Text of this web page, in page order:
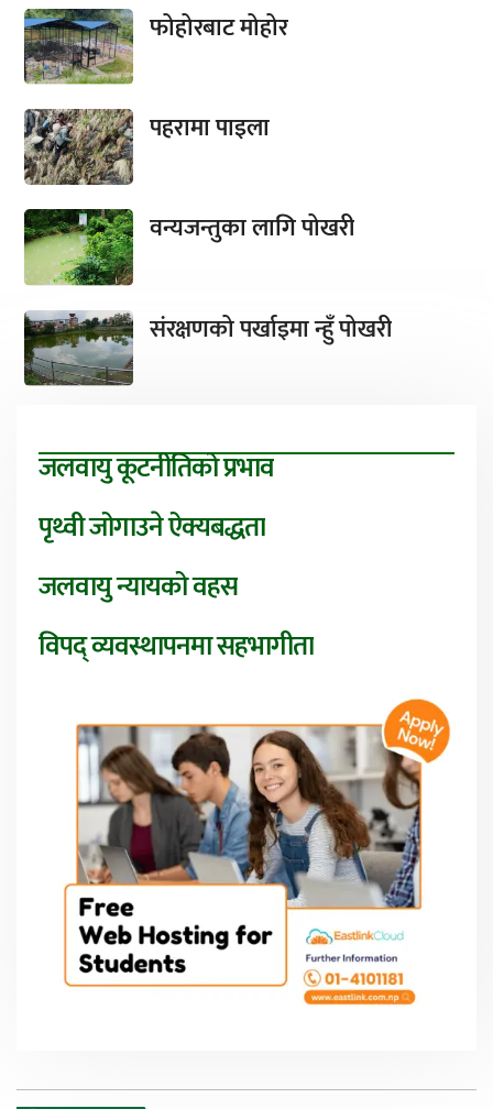
फोहोरबाट मोहोर
पहरामा पाइला
वन्यजन्तुका लागि पोखरी
संरक्षणको पर्खाइमा न्हुँ पोखरी
जलवायु कूटनीतिको प्रभाव
पृथ्वी जोगाउने ऐक्यबद्धता
जलवायु न्यायको वहस
विपद् व्यवस्थापनमा सहभागीता